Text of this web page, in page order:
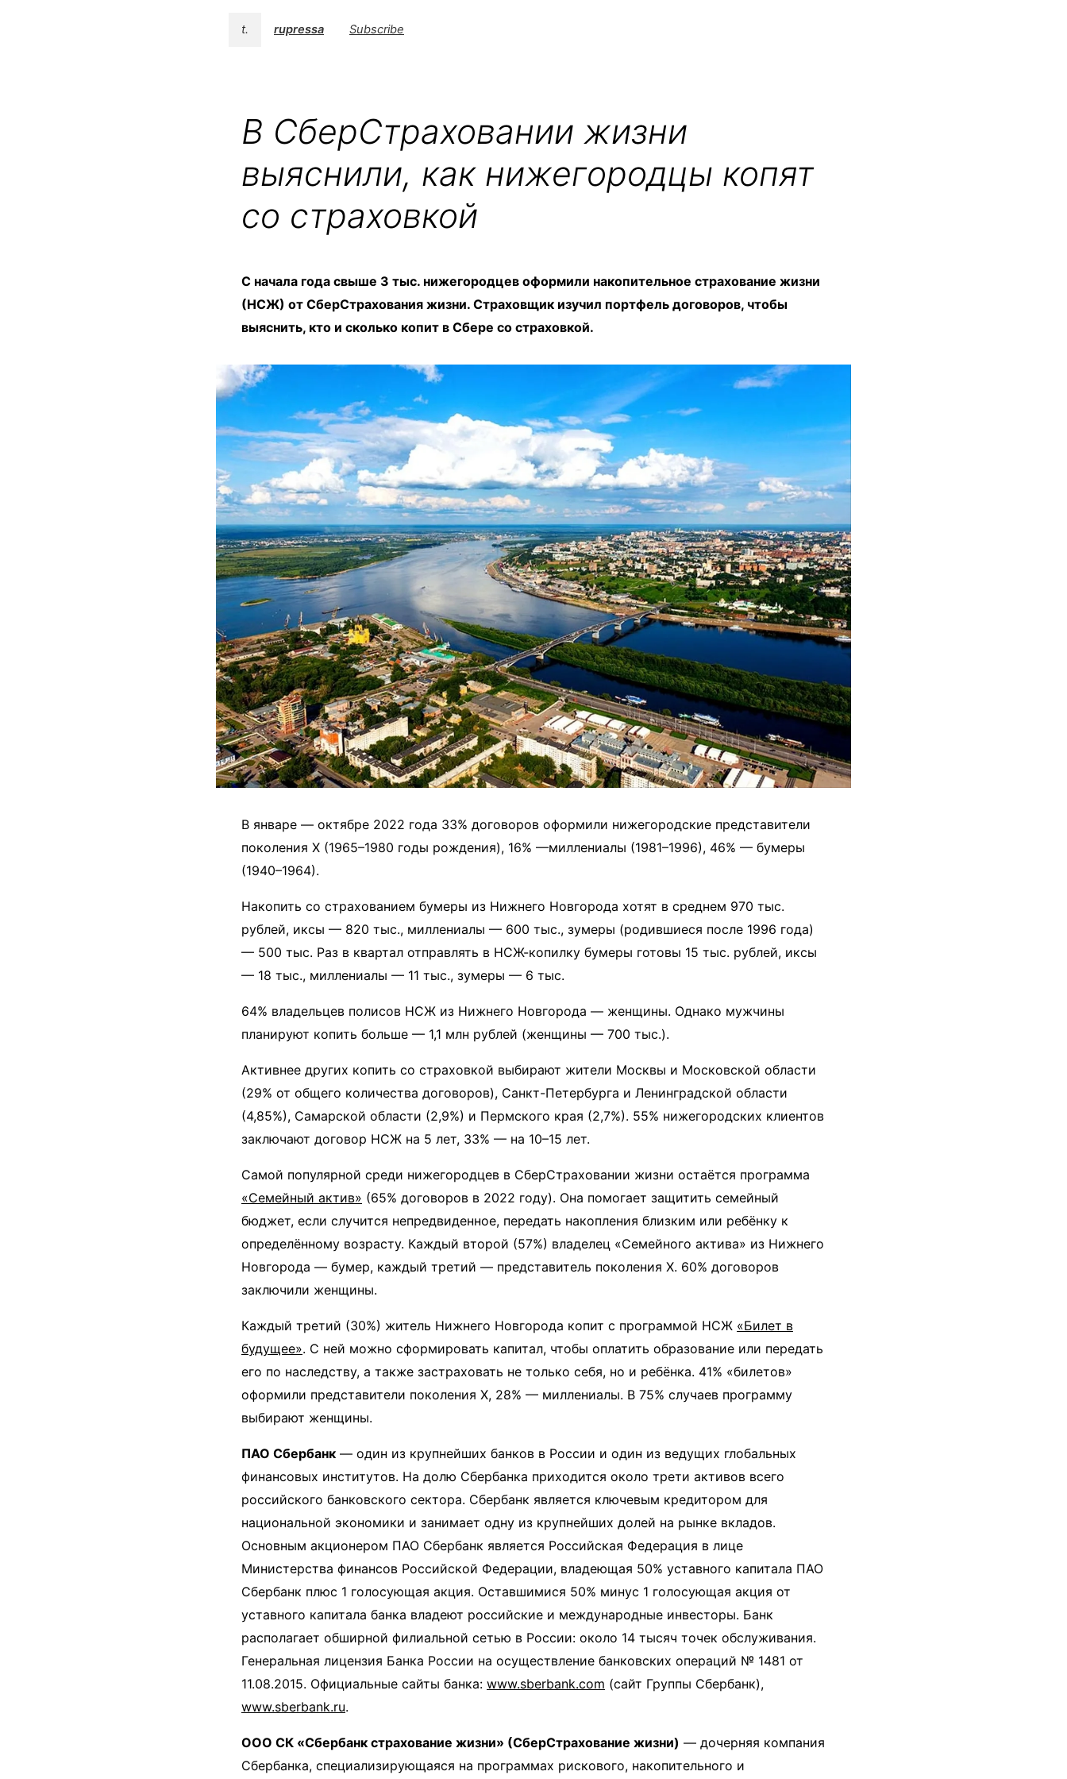
t. rupressa Subscribe
В СберСтраховании жизни
выяснили, как нижегородцы копят
со страховкой
С начала года свыше 3 тыс. нижегородцев оформили накопительное страхование жизни
(НСЖ) от СберСтрахования жизни. Страховщик изучил портфель договоров, чтобы
выяснить, кто и сколько копит в Сбере со страховкой.
В январе — октябре 2022 года 33% договоров оформили нижегородские представители
поколения X (1965–1980 годы рождения), 16% —миллениалы (1981–1996), 46% — бумеры
(1940–1964).
Накопить со страхованием бумеры из Нижнего Новгорода хотят в среднем 970 тыс.
рублей, иксы — 820 тыс., миллениалы — 600 тыс., зумеры (родившиеся после 1996 года)
— 500 тыс. Раз в квартал отправлять в НСЖ-копилку бумеры готовы 15 тыс. рублей, иксы
— 18 тыс., миллениалы — 11 тыс., зумеры — 6 тыс.
64% владельцев полисов НСЖ из Нижнего Новгорода — женщины. Однако мужчины
планируют копить больше — 1,1 млн рублей (женщины — 700 тыс.).
Активнее других копить со страховкой выбирают жители Москвы и Московской области
(29% от общего количества договоров), Санкт-Петербурга и Ленинградской области
(4,85%), Самарской области (2,9%) и Пермского края (2,7%). 55% нижегородских клиентов
заключают договор НСЖ на 5 лет, 33% — на 10–15 лет.
Самой популярной среди нижегородцев в СберСтраховании жизни остаётся программа
«Семейный актив» (65% договоров в 2022 году). Она помогает защитить семейный
бюджет, если случится непредвиденное, передать накопления близким или ребёнку к
определённому возрасту. Каждый второй (57%) владелец «Семейного актива» из Нижнего
Новгорода — бумер, каждый третий — представитель поколения Х. 60% договоров
заключили женщины.
Каждый третий (30%) житель Нижнего Новгорода копит с программой НСЖ «Билет в
будущее». С ней можно сформировать капитал, чтобы оплатить образование или передать
его по наследству, а также застраховать не только себя, но и ребёнка. 41% «билетов»
оформили представители поколения X, 28% — миллениалы. В 75% случаев программу
выбирают женщины.
ПАО Сбербанк — один из крупнейших банков в России и один из ведущих глобальных
финансовых институтов. На долю Сбербанка приходится около трети активов всего
российского банковского сектора. Сбербанк является ключевым кредитором для
национальной экономики и занимает одну из крупнейших долей на рынке вкладов.
Основным акционером ПАО Сбербанк является Российская Федерация в лице
Министерства финансов Российской Федерации, владеющая 50% уставного капитала ПАО
Сбербанк плюс 1 голосующая акция. Оставшимися 50% минус 1 голосующая акция от
уставного капитала банка владеют российские и международные инвесторы. Банк
располагает обширной филиальной сетью в России: около 14 тысяч точек обслуживания.
Генеральная лицензия Банка России на осуществление банковских операций № 1481 от
11.08.2015. Официальные сайты банка: www.sberbank.com (сайт Группы Сбербанк),
www.sberbank.ru.
ООО СК «Сбербанк страхование жизни» (СберСтрахование жизни) — дочерняя компания
Сбербанка, специализирующаяся на программах рискового, накопительного и